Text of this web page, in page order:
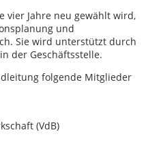
vier Jahre neu gewählt wird,
und
Sie wird unterstützt durch
der Geschäftsstelle.
folgende Mitglieder
(VdB)